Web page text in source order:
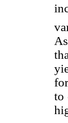
to